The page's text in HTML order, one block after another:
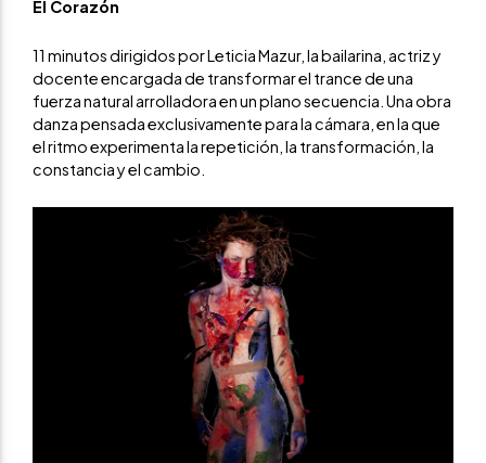
El Corazón
11 minutos dirigidos por Leticia Mazur, la bailarina, actriz y
docente encargada de transformar el trance de una
fuerza natural arrolladora en un plano secuencia. Una obra
danza pensada exclusivamente para la cámara, en la que
el ritmo experimenta la repetición, la transformación, la
constancia y el cambio.